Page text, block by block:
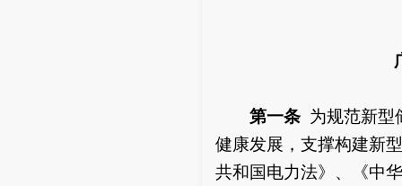
第一条 为规范新型
健康发展，支撑构建新
共和国电力法》、《中